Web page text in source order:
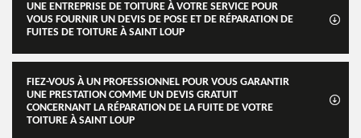
UNE ENTREPRISE DE TOITURE À VOTRE SERVICE POUR
VOUS FOURNIR UN DEVIS DE POSE ET DE RÉPARATION DE
FUITES DE TOITURE À SAINT LOUP
FIEZ-VOUS À UN PROFESSIONNEL POUR VOUS GARANTIR
UNE PRESTATION COMME UN DEVIS GRATUIT
CONCERNANT LA RÉPARATION DE LA FUITE DE VOTRE
TOITURE À SAINT LOUP